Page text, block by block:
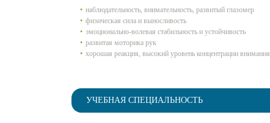
наблюдательность, внимательность, развитый глазомер
физическая сила и выносливость
эмоционально-волевая стабильность и устойчивость
развитая моторика рук
хорошая реакция, высокий уровень концентрации внимания
УЧЕБНАЯ СПЕЦИАЛЬНОСТЬ